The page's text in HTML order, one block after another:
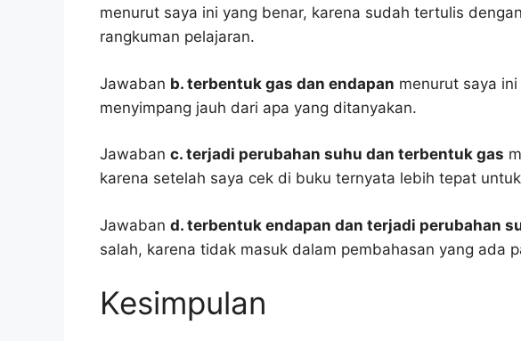
menurut saya ini yang benar, karena sudah tertulis
rangkuman pelajaran.
Jawaban b. terbentuk gas dan endapan menurut saya
menyimpang jauh dari apa yang ditanyakan.
Jawaban c. terjadi perubahan suhu dan terbentuk gas
karena setelah saya cek di buku ternyata lebih tepat
Jawaban d. terbentuk endapan dan terjadi perubahan
salah, karena tidak masuk dalam pembahasan yang ada
Kesimpulan